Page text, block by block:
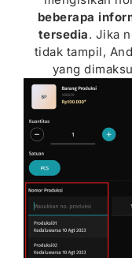
beberapa
tersedia. Jika
tidak tampil,
yang